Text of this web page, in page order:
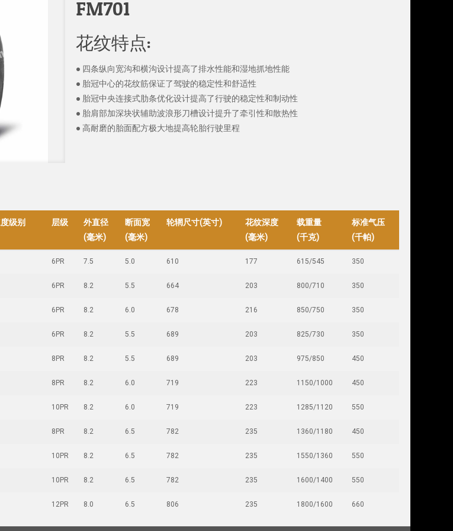
FM701
花纹特点:
● 四条纵向宽沟和横沟设计提高了排水性能和湿地抓地性能
● 胎冠中心的花纹筋保证了驾驶的稳定性和舒适性
● 胎冠中央连接式肋条优化设计提高了行驶的稳定性和制动性
● 胎肩部加深块状辅助波浪形刀槽设计提升了牵引性和散热性
● 高耐磨的胎面配方极大地提高轮胎行驶里程
级别 层级
外直径
(毫米)
断面宽
(毫米)
轮辋尺寸(英寸)
花纹深度
(毫米)
载重量
(千克)
标准气压
(千帕)
6PR 7.5 5.0 610 177 615/545 350
6PR 8.2 5.5 664 203 800/710 350
6PR 8.2 6.0 678 216 850/750 350
6PR 8.2 5.5 689 203 825/730 350
8PR 8.2 5.5 689 203 975/850 450
8PR 8.2 6.0 719 223 1150/1000 450
10PR 8.2 6.0 719 223 1285/1120 550
8PR 8.2 6.5 782 235 1360/1180 450
10PR 8.2 6.5 782 235 1550/1360 550
10PR 8.2 6.5 782 235 1600/1400 550
12PR 8.0 6.5 806 235 1800/1600 660